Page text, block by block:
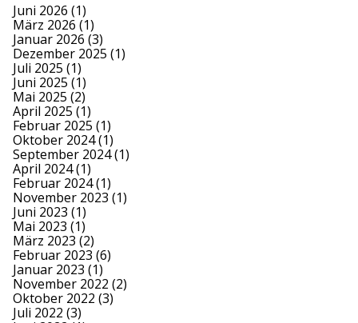
Juni 2026 (1)
März 2026 (1)
Januar 2026 (3)
Dezember 2025 (1)
Juli 2025 (1)
Juni 2025 (1)
Mai 2025 (2)
April 2025 (1)
Februar 2025 (1)
Oktober 2024(1)
September 2024(1)
April 2024(1)
Februar 2024(1)
November 2023 (1)
Juni 2023 (1)
Mai 2023 (1)
März 2023 (2)
Februar 2023 (6)
Januar 2023 (1)
November 2022 (2)
Oktober 2022 (3)
Juli 2022 (3)